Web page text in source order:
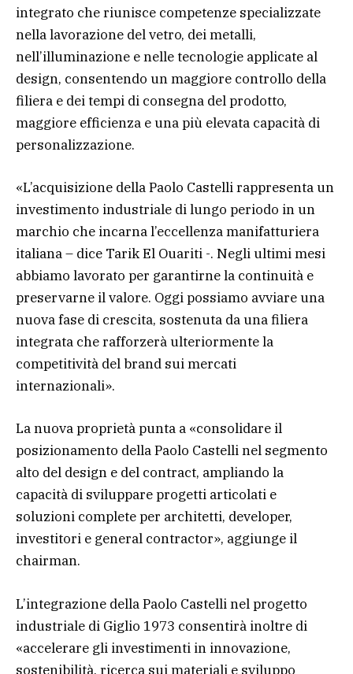
integrato che riunisce competenze specializzate
nella lavorazione del vetro, dei metalli,
nell’illuminazione e nelle tecnologie applicate al
design, consentendo un maggiore controllo della
filiera e dei tempi di consegna del prodotto,
maggiore efficienza e una più elevata capacità di
personalizzazione.
«L’acquisizione della Paolo Castelli rappresenta un
investimento industriale di lungo periodo in un
marchio che incarna l’eccellenza manifatturiera
italiana – dice Tarik El Ouariti -. Negli ultimi mesi
abbiamo lavorato per garantirne la continuità e
preservarne il valore. Oggi possiamo avviare una
nuova fase di crescita, sostenuta da una filiera
integrata che rafforzerà ulteriormente la
competitività del brand sui mercati
internazionali».
La nuova proprietà punta a «consolidare il
posizionamento della Paolo Castelli nel segmento
alto del design e del contract, ampliando la
capacità di sviluppare progetti articolati e
soluzioni complete per architetti, developer,
investitori e general contractor», aggiunge il
chairman.
L’integrazione della Paolo Castelli nel progetto
industriale di Giglio 1973 consentirà inoltre di
«accelerare gli investimenti in innovazione,
sostenibilità, ricerca sui materiali e sviluppo